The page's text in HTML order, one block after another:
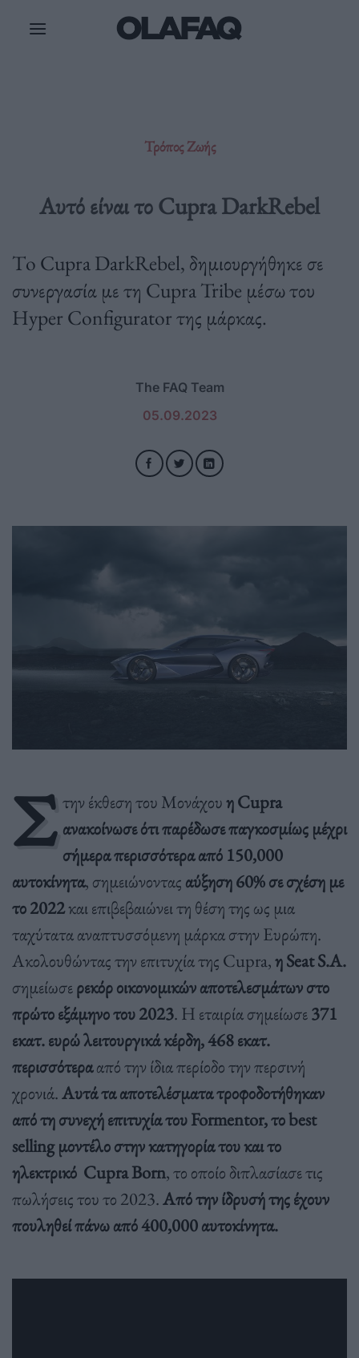
Τρόπος Ζωής
Αυτό είναι το Cupra DarkRebel
Τo Cupra DarkRebel, δημιουργήθηκε σε
συνεργασία με τη Cupra Tribe μέσω του
Hyper Configurator της μάρκας.
The FAQ Team
05.09.2023
Σ την έκθεση του Μονάχουη Cupra
ανακοίνωσε ότι παρέδωσε παγκοσμίως μέχρι
σήμερα περισσότερα από 150,000
αυτοκίνητα, σημειώνοντας αύξηση 60% σε σχέση με
το 2022και επιβεβαιώνει τη θέση της ως μια
ταχύτατα αναπτυσσόμενη μάρκα στην Ευρώπη.
Ακολουθώντας την επιτυχία της Cupra,η Seat S.A.
σημείωσερεκόρ οικονομικών αποτελεσμάτων στο
πρώτο εξάμηνο του 2023. Η εταιρία σημείωσε371
εκατ. ευρώ λειτουργικά κέρδη, 468 εκατ.
περισσότερααπό την ίδια περίοδο την περσινή
χρονιά.Αυτά τα αποτελέσματα τροφοδοτήθηκαν
από τη συνεχή επιτυχία του Formentor, το best
selling μοντέλο στην κατηγορία του και το
ηλεκτρικό Cupra Born, το οποίο διπλασίασε τις
πωλήσεις του το 2023.Από την ίδρυσή της έχουν
πουληθεί πάνω από 400,000 αυτοκίνητα.